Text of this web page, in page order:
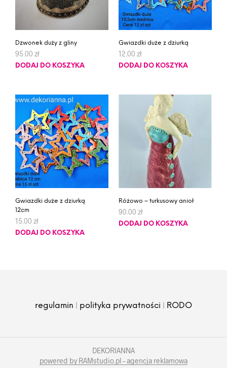
Dzwonek duży z gliny
95.00 zł
DODAJ DO KOSZYKA
Gwiazdki duże z dziurką
12.00 zł
DODAJ DO KOSZYKA
Gwiazdki duże z dziurką
12cm
15.00 zł
DODAJ DO KOSZYKA
Różowo – turkusowy anioł
90.00 zł
DODAJ DO KOSZYKA
regulamin | polityka prywatności | RODO
DEKORIANNA
powered by RAMstudio.pl – agencja reklamowa